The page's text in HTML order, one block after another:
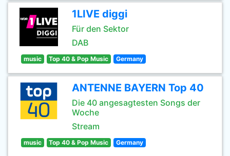
1LIVE diggi
Für den Sektor
DAB
music Top 40 & Pop Music Germany
ANTENNE BAYERN Top 40
Die 40 angesagtesten Songs der
Woche
Stream
music Top 40 & Pop Music Germany